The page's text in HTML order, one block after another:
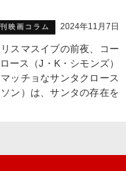
映画コラム 2024年11月7日
スマスイブの前夜、コー
ース（J・K・シモンズ）
ッチョなサンタクロース
ン）は、サンタの存在を